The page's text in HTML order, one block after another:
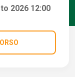
2026 12:00